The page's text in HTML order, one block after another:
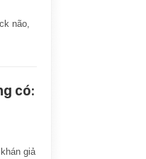
não,
có:
giả